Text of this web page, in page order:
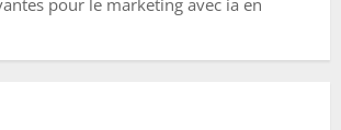
pour le marketing avec ia en